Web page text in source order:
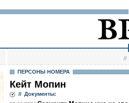
//
ПЕРСОНЫ НОМЕРА
Кейт Мопин
// Документы: